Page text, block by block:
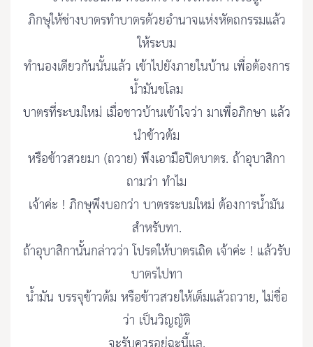
ภิกษุให้ช่างบาตรทำบาตรด้วยอำนาจแห่งหัตถกรรมแล้ว
ให้ระบม
ทำนองเดียวกันนั้นแล้ว เข้าไปยังภายในบ้าน เพื่อต้องการ
น้ำมันชโลม
บาตรที่ระบมใหม่ เมื่อชาวบ้านเข้าใจว่า มาเพื่อภิกษา แล้ว
นำข้าวต้ม
หรือข้าวสวยมา (ถวาย) พึงเอามือปิดบาตร. ถ้าอุบาสิกา
ถามว่า ทำไม
เจ้าค่ะ ! ภิกษุพึงบอกว่า บาตรระบมใหม่ ต้องการน้ำมัน
สำหรับทา.
ถ้าอุบาสิกานั้นกล่าวว่า โปรดให้บาตรเถิด เจ้าค่ะ ! แล้วรับ
บาตรไปทา
น้ำมัน บรรจุข้าวต้ม หรือข้าวสวยให้เต็มแล้วถวาย, ไม่ชื่อ
ว่า เป็นวิญญัติ